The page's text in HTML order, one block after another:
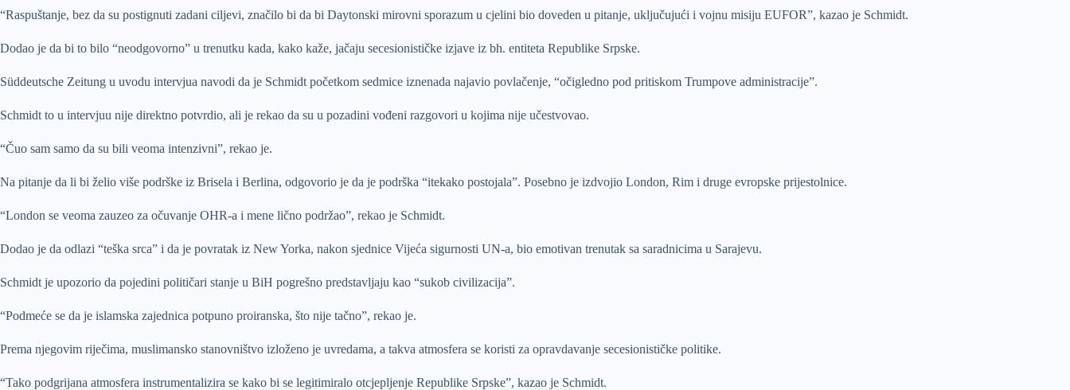
“Raspuštanje, bez da su postignuti zadani ciljevi, značilo bi da bi Daytonski mirovni sporazum u cjelini bio doveden u pitanje, uključujući i vojnu misiju EUFOR”, kazao je Schmidt.
Dodao je da bi to bilo “neodgovorno” u trenutku kada, kako kaže, jačaju secesionističke izjave iz bh. entiteta Republike Srpske.
Süddeutsche Zeitung u uvodu intervjua navodi da je Schmidt početkom sedmice iznenada najavio povlačenje, “očigledno pod pritiskom Trumpove administracije”.
Schmidt to u intervjuu nije direktno potvrdio, ali je rekao da su u pozadini vođeni razgovori u kojima nije učestvovao.
“Čuo sam samo da su bili veoma intenzivni”, rekao je.
Na pitanje da li bi želio više podrške iz Brisela i Berlina, odgovorio je da je podrška “itekako postojala”. Posebno je izdvojio London, Rim i druge evropske prijestolnice.
“London se veoma zauzeo za očuvanje OHR-a i mene lično podržao”, rekao je Schmidt.
Dodao je da odlazi “teška srca” i da je povratak iz New Yorka, nakon sjednice Vijeća sigurnosti UN-a, bio emotivan trenutak sa saradnicima u Sarajevu.
Schmidt je upozorio da pojedini političari stanje u BiH pogrešno predstavljaju kao “sukob civilizacija”.
“Podmeće se da je islamska zajednica potpuno proiranska, što nije tačno”, rekao je.
Prema njegovim riječima, muslimansko stanovništvo izloženo je uvredama, a takva atmosfera se koristi za opravdavanje secesionističke politike.
“Tako podgrijana atmosfera instrumentalizira se kako bi se legitimiralo otcjepljenje Republike Srpske”, kazao je Schmidt.